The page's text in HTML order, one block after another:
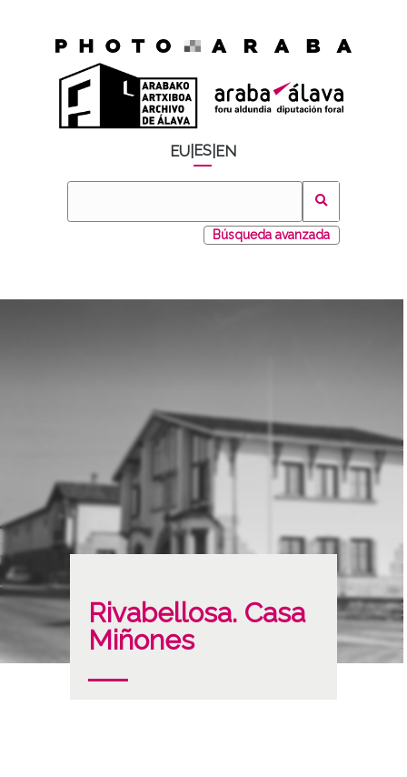
EU ES EN
Búsqueda avanzada
Rivabellosa. Casa
Miñones